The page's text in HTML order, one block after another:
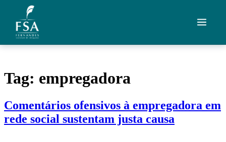
Ir para o conteúdo
Áreas de Atuação
Artigos
Tag: empregadora
Comentários ofensivos à empregadora em
rede social sustentam justa causa